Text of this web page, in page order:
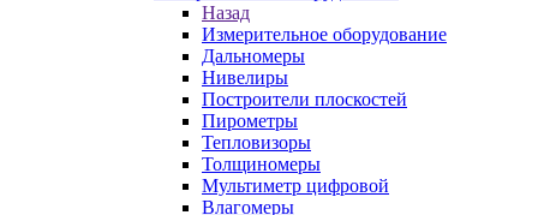
Назад
Измерительное оборудование
Дальномеры
Нивелиры
Построители плоскостей
Пирометры
Тепловизоры
Толщиномеры
Мультиметр цифровой
Влагомеры